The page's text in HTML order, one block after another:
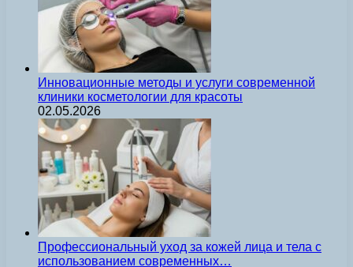
Инновационные методы и услуги современной
клиники косметологии для красоты
02.05.2026
Профессиональный уход за кожей лица и тела с
использованием современных…